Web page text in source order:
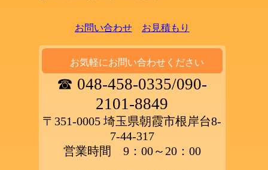
お問い合わせ お見積もり
お気軽にお問い合わせください
☎ 048-458-0335/090-
2101-8849
〒351-0005 埼玉県朝霞市根岸台8-
7-44-317
営業時間 9：00～20：00